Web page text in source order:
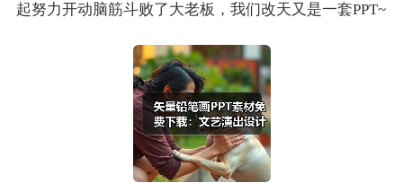
起努力开动脑筋斗败了大老板，我们改天又是一套PPT~